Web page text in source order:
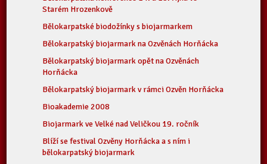
Starém Hrozenkově
Bělokarpatské biodožínky s biojarmarkem
Bělokarpatský biojarmark na Ozvěnách Horňácka
Bělokarpatský biojarmark opět na Ozvěnách
Horňácka
Bělokarpatský biojarmark v rámci Ozvěn Horňácka
Bioakademie 2008
Biojarmark ve Velké nad Veličkou 19. ročník
Blíží se festival Ozvěny Horňácka a s ním i
bělokarpatský biojarmark